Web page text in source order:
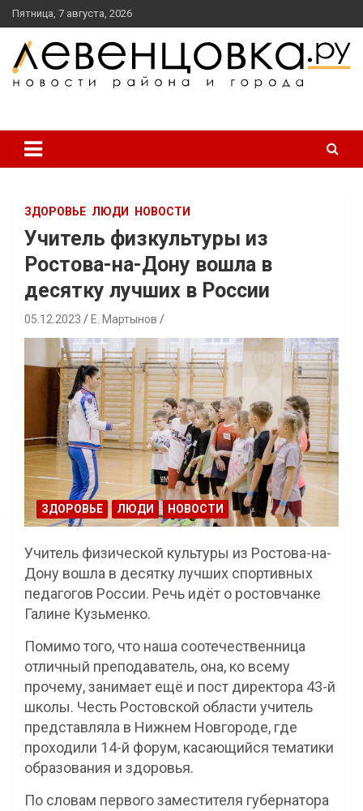
перейти
к
содержанию
Пятница, 7 августа, 2026
ЗДОРОВЬЕ ЛЮДИ НОВОСТИ
Учитель физкультуры из
Ростова-на-Дону вошла в
десятку лучших в России
05.12.2023 Е. Мартынов
ЗДОРОВЬЕ ЛЮДИ НОВОСТИ
Учитель физической культуры из Ростова-на-
Дону вошла в десятку лучших спортивных
педагогов России. Речь идёт о ростовчанке
Галине Кузьменко.
Помимо того, что наша соотечественница
отличный преподаватель, она, ко всему
прочему, занимает ещё и пост директора 43-й
школы. Честь Ростовской области учитель
представляла в Нижнем Новгороде, где
проходили 14-й форум, касающийся тематики
образования и здоровья.
По словам первого заместителя губернатора